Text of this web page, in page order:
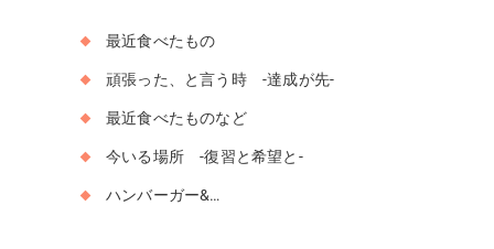
最近食べたもの
頑張った、と言う時 -達成が先-
最近食べたものなど
今いる場所 -復習と希望と-
ハンバーガー&…